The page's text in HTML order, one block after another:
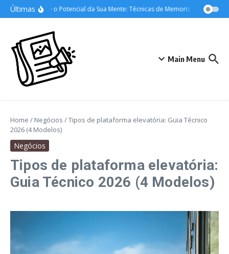
Ir para o conteúdo
Últimas
Desvende o Potencial da Sua Mente: Técnicas de Memorização para
Main Menu
Home / Negócios /Tipos de plataforma elevatória: Guia Técnico
2026 (4 Modelos)
Negócios
Tipos de plataforma elevatória:
Guia Técnico 2026 (4 Modelos)